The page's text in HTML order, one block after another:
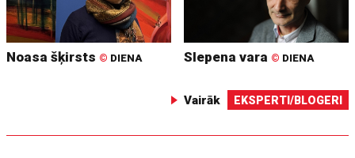
Noasa šķirsts © DIENA Slepena vara © DIENA
Vairāk EKSPERTI/BLOGERI